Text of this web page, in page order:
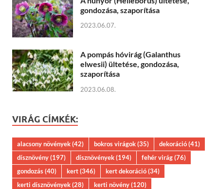
gondozása, szaporítása
2023.06.07.
A pompás hóvirág (Galanthus
elwesii) ültetése, gondozása,
szaporítása
2023.06.08.
VIRÁG CÍMKÉK:
alacsony növények(42) bokros virágok(35) dekoráció(41)
dísznövény(197) dísznövények(194) fehér virág(76)
gondozás(40) kert(346) kert dekoráció(34)
kerti dísznövények(28) kerti növény(120)